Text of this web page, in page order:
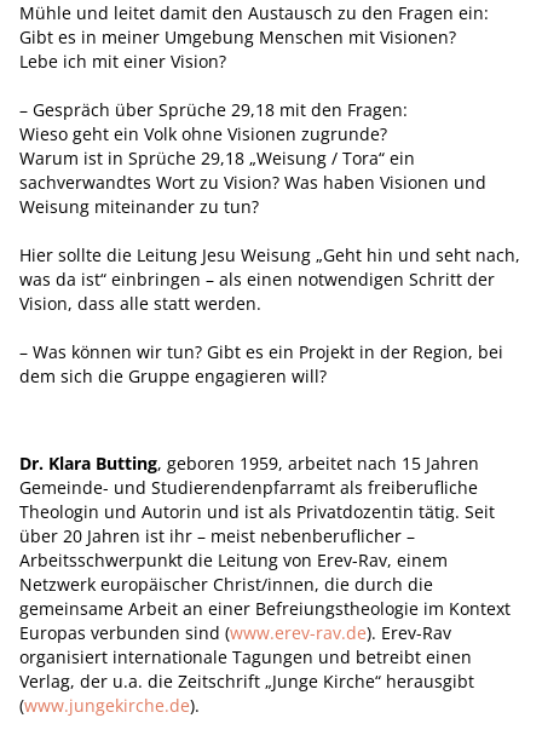
Mühle und leitet damit den Austausch zu den Fragen ein:
Gibt es in meiner Umgebung Menschen mit Visionen?
Lebe ich mit einer Vision?
– Gespräch über Sprüche 29,18 mit den Fragen:
Wieso geht ein Volk ohne Visionen zugrunde?
Warum ist in Sprüche 29,18 „Weisung / Tora“ ein
sachverwandtes Wort zu Vision? Was haben Visionen und
Weisung miteinander zu tun?
Hier sollte die Leitung Jesu Weisung „Geht hin und seht nach,
was da ist“ einbringen – als einen notwendigen Schritt der
Vision, dass alle statt werden.
– Was können wir tun? Gibt es ein Projekt in der Region, bei
dem sich die Gruppe engagieren will?
Dr. Klara Butting, geboren 1959, arbeitet nach 15 Jahren
Gemeinde- und Studierendenpfarramt als freiberufliche
Theologin und Autorin und ist als Privatdozentin tätig. Seit
über 20 Jahren ist ihr – meist nebenberuflicher –
Arbeitsschwerpunkt die Leitung von Erev-Rav, einem
Netzwerk europäischer Christ/innen, die durch die
gemeinsame Arbeit an einer Befreiungstheologie im Kontext
Europas verbunden sind (www.erev-rav.de). Erev-Rav
organisiert internationale Tagungen und betreibt einen
Verlag, der u.a. die Zeitschrift „Junge Kirche“ herausgibt
(www.jungekirche.de).